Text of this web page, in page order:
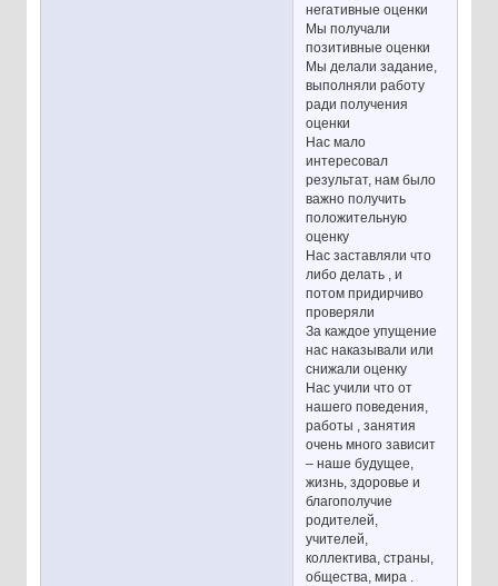
негативные оценки
Мы получали
позитивные оценки
Мы делали задание,
выполняли работу
ради получения
оценки
Нас мало
интересовал
результат, нам было
важно получить
положительную
оценку
Нас заставляли что
либо делать , и
потом придирчиво
проверяли
За каждое упущение
нас наказывали или
снижали оценку
Нас учили что от
нашего поведения,
работы , занятия
очень много зависит
– наше будущее,
жизнь, здоровье и
благополучие
родителей,
учителей,
коллектива, страны,
общества, мира .